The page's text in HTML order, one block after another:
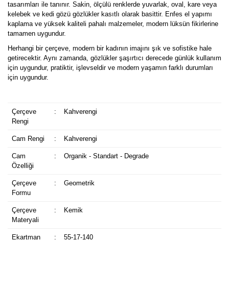
tasarımları ile tanınır. Sakin, ölçülü renklerde yuvarlak, oval, kare veya
kelebek ve kedi gözü gözlükler kasıtlı olarak basittir. Enfes el yapımı
kaplama ve yüksek kaliteli pahalı malzemeler, modern lüksün fikirlerine
tamamen uygundur.
Herhangi bir çerçeve, modern bir kadının imajını şık ve sofistike hale
getirecektir. Aynı zamanda, gözlükler şaşırtıcı derecede günlük kullanım
için uygundur, pratiktir, işlevseldir ve modern yaşamın farklı durumları
için uygundur.
Çerçeve
Rengi
: Kahverengi
Cam Rengi : Kahverengi
Cam
Özelliği
: Organik - Standart - Degrade
Çerçeve
Formu
: Geometrik
Çerçeve
Materyali
: Kemik
Ekartman : 55-17-140